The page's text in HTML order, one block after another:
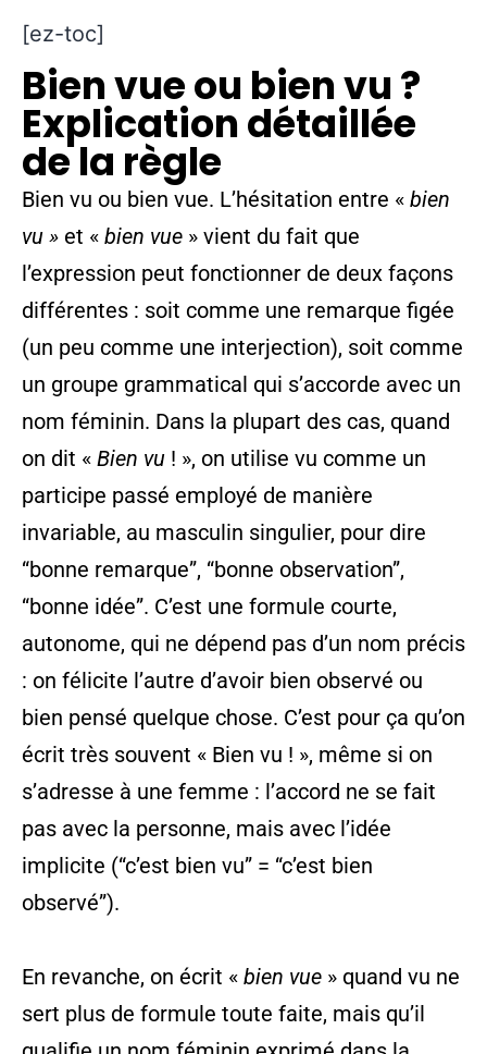
[ez-toc]
Bien vue ou bien vu ?
Explication détaillée
de la règle
Bien vu ou bien vue. L’hésitation entre « bien
vu » et « bien vue » vient du fait que
l’expression peut fonctionner de deux façons
différentes : soit comme une remarque figée
(un peu comme une interjection), soit comme
un groupe grammatical qui s’accorde avec un
nom féminin. Dans la plupart des cas, quand
on dit « Bien vu ! », on utilise vu comme un
participe passé employé de manière
invariable, au masculin singulier, pour dire
“bonne remarque”, “bonne observation”,
“bonne idée”. C’est une formule courte,
autonome, qui ne dépend pas d’un nom précis
: on félicite l’autre d’avoir bien observé ou
bien pensé quelque chose. C’est pour ça qu’on
écrit très souvent « Bien vu ! », même si on
s’adresse à une femme : l’accord ne se fait
pas avec la personne, mais avec l’idée
implicite (“c’est bien vu” = “c’est bien
observé”).
En revanche, on écrit « bien vue » quand vu ne
sert plus de formule toute faite, mais qu’il